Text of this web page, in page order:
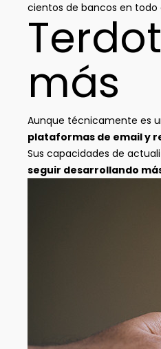
cientos de bancos en todo
más
Aunque técnicamente es
plataformas de email y
Sus capacidades de
seguir desarrollando